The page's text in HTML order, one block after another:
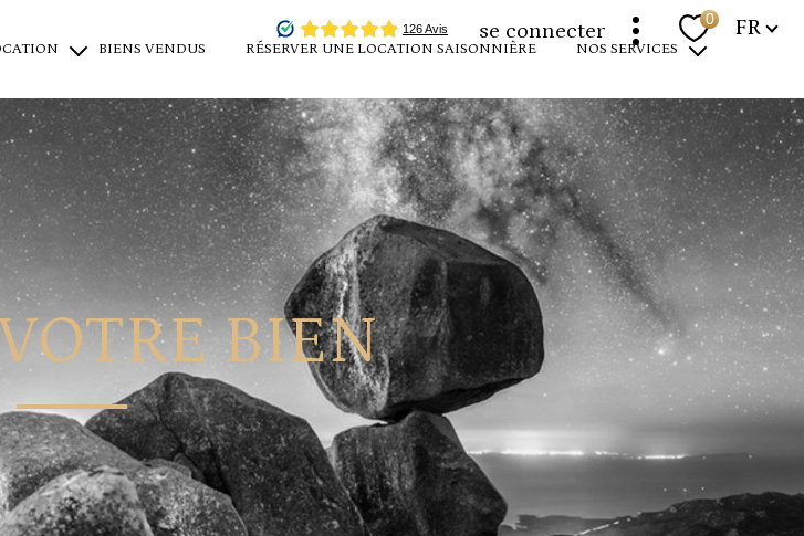
se connecter 0 Langue
FR
saisonnières
à l'année
professionnel
BIENS VENDUS RÉSERVER UNE LOCATION SAISONNIÈRE NOS SERVICES
programmes neufs
louer votre bien
devenir propriétaire
expertise immobilière
BIEN